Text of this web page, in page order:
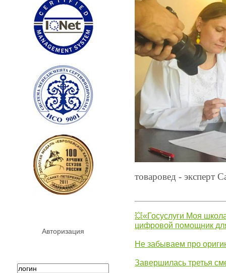
Авторизация
товаровед - эксперт
💥«Госуслуги Моя
цифровой помощник
Не забываем про
Завершилась третья